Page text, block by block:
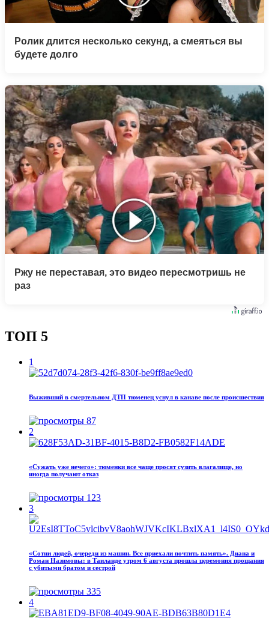
Ролик длится несколько секунд, а смеяться вы
будете долго
Ржу не переставая, это видео пересмотришь не
раз
ТОП 5
1
Выживший в смертельном ДТП тюменец уснул в канаве после происшествия
87
2
«Сужать уже нечего»: тюменки все чаще просят сузить влагалище, но
иногда получают отказ
123
3
«Сотни людей, очереди из машин. Все приехали почтить память». Диана и
Роман Назимовы: в Таиланде утром 6 августа прошла церемония прощания
с убитыми братом и сестрой
335
4